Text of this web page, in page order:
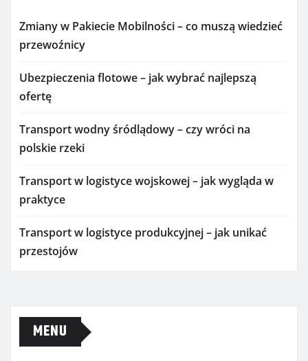
Zmiany w Pakiecie Mobilności – co muszą wiedzieć
przewoźnicy
Ubezpieczenia flotowe – jak wybrać najlepszą
ofertę
Transport wodny śródlądowy – czy wróci na
polskie rzeki
Transport w logistyce wojskowej – jak wygląda w
praktyce
Transport w logistyce produkcyjnej – jak unikać
przestojów
MENU